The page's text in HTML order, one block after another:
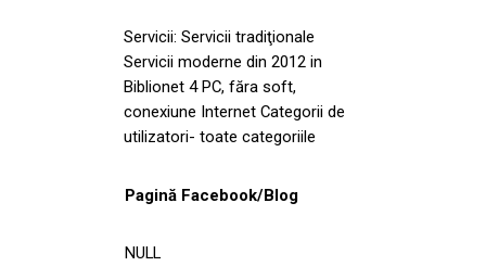
Servicii: Servicii tradiţionale
Servicii moderne din 2012 in
Biblionet 4 PC, făra soft,
conexiune Internet Categorii de
utilizatori- toate categoriile
Pagină Facebook/Blog
NULL